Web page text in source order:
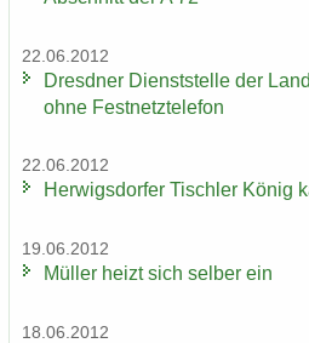
22.06.2012
Dresd­ner Dienst­stel­le der
ohne Fest­netz­te­le­fon
22.06.2012
Her­wigs­dor­fer Tisch­ler König
19.06.2012
Mül­ler heizt sich sel­ber ein
18.06.2012